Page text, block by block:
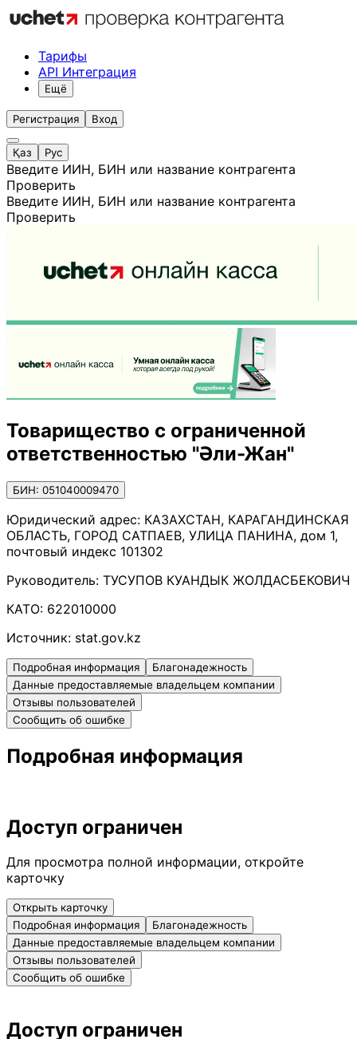
Тарифы
API Интеграция
Ещё
Регистрация Вход
Қаз Рус
Введите ИИН, БИН или название контрагента
Проверить
Введите ИИН, БИН или название контрагента
Проверить
Товарищество с ограниченной
ответственностью "Әли-Жан"
БИН: 051040009470
Юридический адрес: КАЗАХСТАН, КАРАГАНДИНСКАЯ
ОБЛАСТЬ, ГОРОД САТПАЕВ, УЛИЦА ПАНИНА, дом 1,
почтовый индекс 101302
Руководитель: ТУСУПОВ КУАНДЫК ЖОЛДАСБЕКОВИЧ
КАТО: 622010000
Источник: stat.gov.kz
Подробная информация
Благонадежность
Данные предоставляемые владельцем компании
Отзывы пользователей
Сообщить об ошибке
Подробная информация
Доступ ограничен
Для просмотра полной информации, откройте
карточку
Открыть карточку
Подробная информация
Благонадежность
Данные предоставляемые владельцем компании
Отзывы пользователей
Сообщить об ошибке
Доступ ограничен